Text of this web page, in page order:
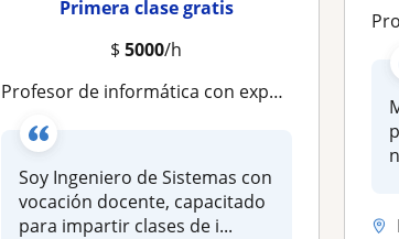
Primera clase gratis
$5000/h
Profesor de informática con experiencia en sistemas, redes y ofimática, enfocado en formación práctica y actualización tech
Soy Ingeniero de Sistemas con
vocación docente, capacitado
para impartir clases de i...